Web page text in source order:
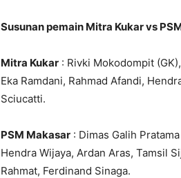
Susunan pemain Mitra Kukar vs
Mitra Kukar : Rivki Mokodompit
Eka Ramdani, Rahmad Afandi,
Sciucatti.
PSM Makasar : Dimas Galih
Hendra Wijaya, Ardan Aras, Tamsil
Rahmat, Ferdinand Sinaga.